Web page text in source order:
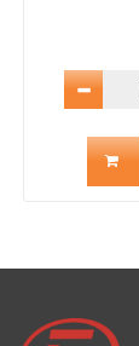
προϊόντος
το